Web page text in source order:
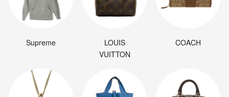
Supreme
LOUIS
VUITTON
COACH